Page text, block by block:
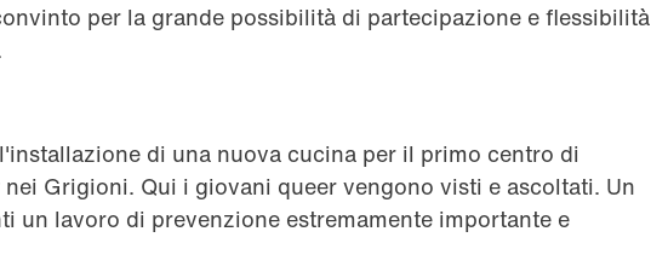
per la grande possibilità di partecipazione e flessibilità
di una nuova cucina per il primo centro di
Grigioni. Qui i giovani queer vengono visti e ascoltati. Un
un lavoro di prevenzione estremamente importante e